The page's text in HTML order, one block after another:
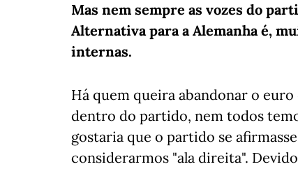
Mas nem sempre as vozes do
Alternativa para a Alemanha é,
internas.
Há quem queira abandonar o
dentro do partido, nem todos
gostaria que o partido se
considerarmos "ala direita".